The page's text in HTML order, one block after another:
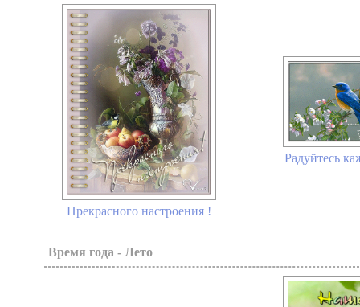
Прекрасного настроения !
Радуйтесь
Время года - Лето